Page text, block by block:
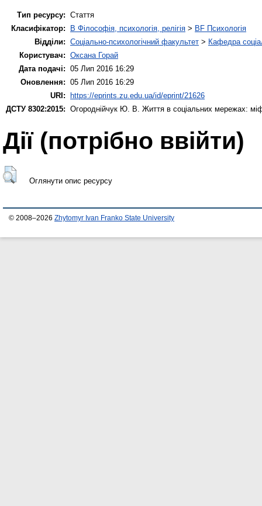
Тип ресурсу: Стаття
Класифікатор:
B Філософія, психологія, релігія > BF Психологія
Відділи: Соціально-психологічний факультет > Кафедра
Користувач: Оксана Горай
Дата подачі: 05 Лип 2016 16:29
Оновлення: 05 Лип 2016 16:29
URI: https://eprints.zu.edu.ua/id/eprint/21626
ДСТУ 8302:2015: Огороднійчук Ю. В. Життя в соціальних мережах:
Дії ​​(потрібно ввійти)
Оглянути опис ресурсу
© 2008–2026 Zhytomyr Ivan Franko State University